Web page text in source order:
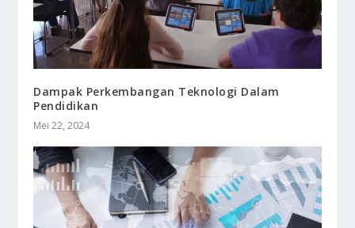
Dampak Perkembangan Teknologi Dalam
Pendidikan
Mei 22, 2024